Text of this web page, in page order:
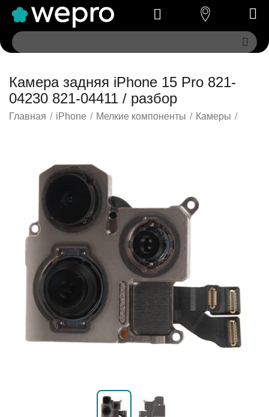
Камера задняя iPhone 15 Pro 821-
04230 821-04411 / разбор
Главная / iPhone / Мелкие компоненты / Камеры /